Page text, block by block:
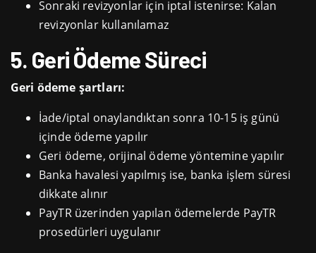
Sonraki revizyonlar için iptal istenirse: Kalan
revizyonlar kullanılamaz
5. Geri Ödeme Süreci
Geri ödeme şartları:
İade/iptal onaylandıktan sonra 10-15 iş günü
içinde ödeme yapılır
Geri ödeme, orijinal ödeme yöntemine yapılır
Banka havalesi yapılmış ise, banka işlem süresi
dikkate alınır
PayTR üzerinden yapılan ödemelerde PayTR
prosedürleri uygulanır